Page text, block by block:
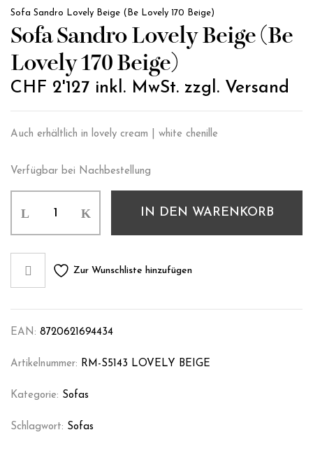
Sofa Sandro Lovely Beige (Be Lovely 170 Beige)
Sofa Sandro Lovely Beige (Be
Lovely 170 Beige)
CHF 2'127 inkl. MwSt. zzgl. Versand
Auch erhältlich in lovely cream | white chenille
Verfügbar bei Nachbestellung
IN DEN WARENKORB
Zur Wunschliste hinzufügen
EAN: 8720621694434
Artikelnummer: RM-S5143 LOVELY BEIGE
Kategorie: Sofas
Schlagwort: Sofas